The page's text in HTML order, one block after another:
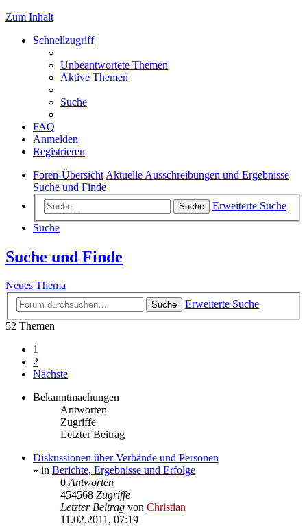
Zum Inhalt
Schnellzugriff
Unbeantwortete Themen
Aktive Themen
Suche
FAQ
Anmelden
Registrieren
Foren-Übersicht Aktuelle Ausschreibungen und Ergebnisse
Suche und Finde
Suche
Erweiterte Suche
Suche
Suche und Finde
Neues Thema
Suche
Erweiterte Suche
52 Themen
1
2
Nächste
Bekanntmachungen
Antworten
Zugriffe
Letzter Beitrag
Diskussionen über Verbände und Personen
» in Berichte, Ergebnisse und Erfolge
0 Antworten
454568 Zugriffe
Letzter Beitrag von Christian
11.02.2011, 07:19